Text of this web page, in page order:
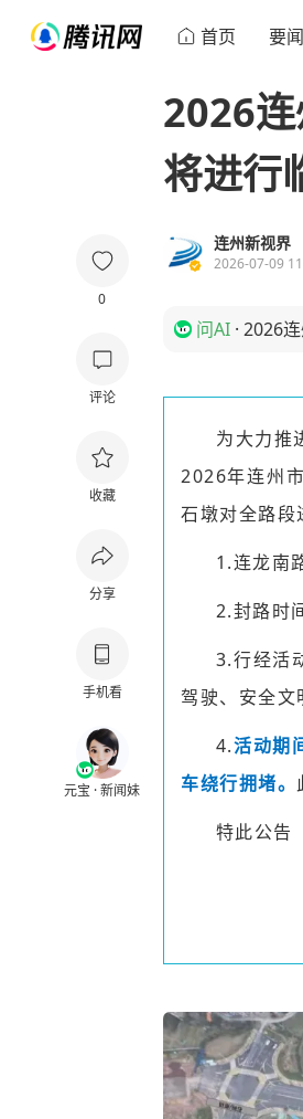
首页 要闻
0
评论
收藏
分享
手机看
元宝 · 新闻妹
2026
将进行
连州新视界
2026-07-09
问AI · 2026
为大力推
2026年连州
石墩对全路段
1.连龙南
2.封路时
3.行经活
驾驶、安全文
4.活动期
车绕行拥堵。
特此公告